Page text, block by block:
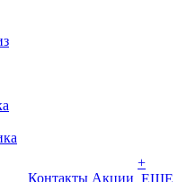
Контакты Акции
+
ЕЩЕ